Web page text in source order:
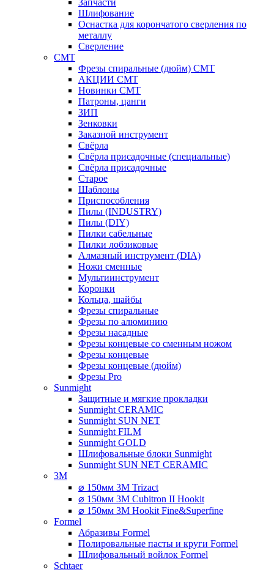
Запчасти
Шлифование
Оснастка для корончатого сверления по
металлу
Сверление
CMT
Фрезы спиральные (дюйм) СМТ
АКЦИИ СМТ
Новинки CMT
Патроны, цанги
ЗИП
Зенковки
Заказной инструмент
Свёрла
Свёрла присадочные (специальные)
Свёрла присадочные
Старое
Шаблоны
Приспособления
Пилы (INDUSTRY)
Пилы (DIY)
Пилки сабельные
Пилки лобзиковые
Алмазный инструмент (DIA)
Ножи сменные
Мультиинструмент
Коронки
Кольца, шайбы
Фрезы спиральные
Фрезы по алюминию
Фрезы насадные
Фрезы концевые со сменным ножом
Фрезы концевые
Фрезы концевые (дюйм)
Фрезы Pro
Sunmight
Защитные и мягкие прокладки
Sunmight CERAMIC
Sunmight SUN NET
Sunmight FILM
Sunmight GOLD
Шлифовальные блоки Sunmight
Sunmight SUN NET CERAMIC
3M
⌀ 150мм 3M Trizact
⌀ 150мм 3M Cubitron II Hookit
⌀ 150мм 3M Hookit Fine&Superfine
Formel
Абразивы Formel
Полировальные пасты и круги Formel
Шлифовальный войлок Formel
Schtaer